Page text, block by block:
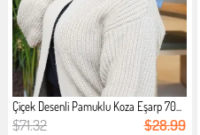
Çiçek Desenli Pamuklu Koza Eşarp 70...
$71.32 $28.99